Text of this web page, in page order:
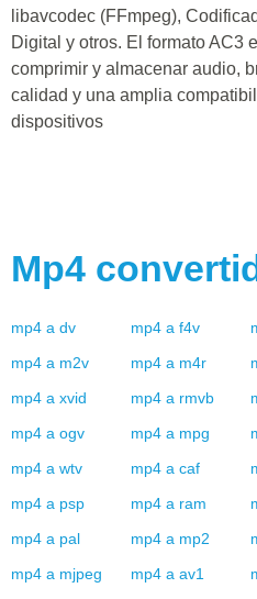
libavcodec (FFmpeg),
Digital y otros. El formato AC3
comprimir y almacenar audio,
calidad y una amplia
dispositivos
Mp4
mp4 a dv mp4 a f4v
mp4 a m2v mp4 a m4r
mp4 a xvid mp4 a rmvb
mp4 a ogv mp4 a mpg
mp4 a wtv mp4 a caf
mp4 a psp mp4 a ram
mp4 a pal mp4 a mp2
mp4 a mjpeg mp4 a av1